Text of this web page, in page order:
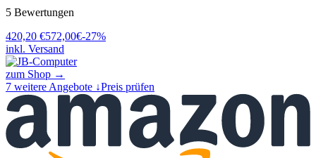
5 Bewertungen
420,20 €572,00€-27%
inkl. Versand
zum Shop →
7 weitere Angebote ↓Preis prüfen